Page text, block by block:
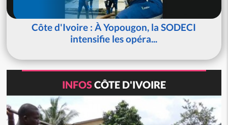
Côte d'Ivoire : À Yopougon, la SODECI
intensifie les opéra...
INFOSCÔTE D'IVOIRE